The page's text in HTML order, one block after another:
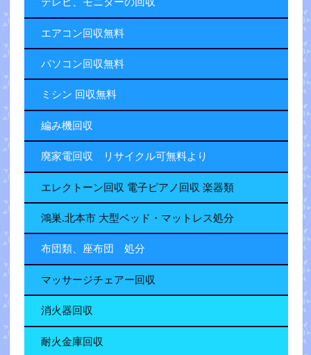
テレビ、モニターの回収
エアコン回収無料
パソコン回収無料
ミシン 回収無料
編み機回収
廃家電回収 リサイクル可無料より
エレクトーン回収 電子ピアノ回収 楽器類
鴻巣.北本市 大型ベッド・マットレス処分
布団類、座布団 処分
マッサージチェアー回収
消火器回収
耐火金庫回収